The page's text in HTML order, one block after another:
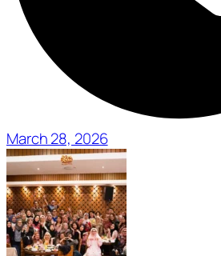
March 28, 2026